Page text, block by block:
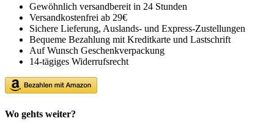
Gewöhnlich versandbereit in 24 Stunden
Versandkostenfrei ab 29€
Sichere Lieferung, Auslands- und Express-Zustellungen
Bequeme Bezahlung mit Kreditkarte und Lastschrift
Auf Wunsch Geschenkverpackung
14-tägiges Widerrufsrecht
Wo gehts weiter?